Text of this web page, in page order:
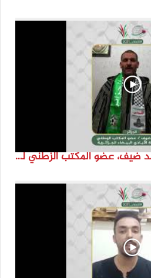
انتماء 2021: الاستاذ محمد ضيف، عضو المكتب الزطني لجمعية الأيادي البيضاء الجزائرية